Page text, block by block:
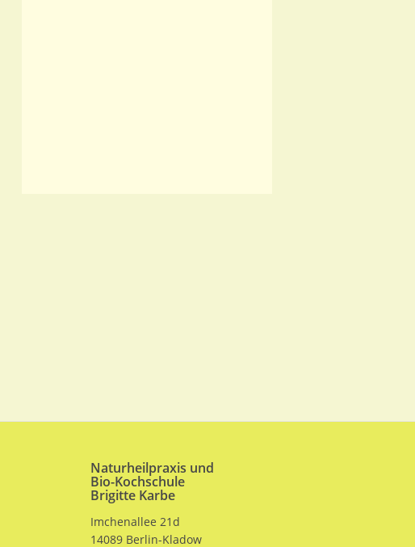
Naturheilpraxis und
Bio-Kochschule
Brigitte Karbe
Imchenallee 21d
14089 Berlin-Kladow